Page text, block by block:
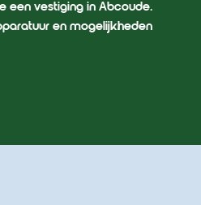
een vestiging in Abcoude.
en mogelijkheden